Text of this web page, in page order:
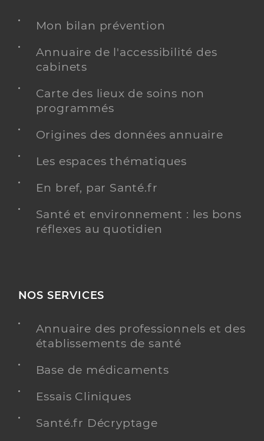
Mon bilan prévention
Annuaire de l'accessibilité des
cabinets
Carte des lieux de soins non
programmés
Origines des données annuaire
Les espaces thématiques
En bref, par Santé.fr
Santé et environnement : les bons
réflexes au quotidien
NOS SERVICES
Annuaire des professionnels et des
établissements de santé
Base de médicaments
Essais Cliniques
Santé.fr Décryptage